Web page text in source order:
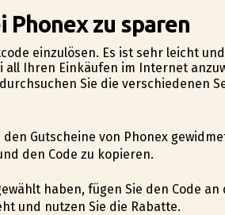
Phonex zu sparen
einzulösen. Es ist sehr leicht
all Ihren Einkäufen im Internet
Sie die verschiedenen
Gutscheine von Phonex
den Code zu kopieren.
haben, fügen Sie den Code an
und nutzen Sie die Rabatte.